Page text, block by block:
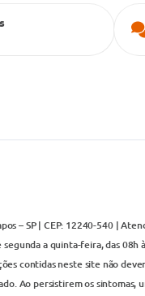
– SP | CEP: 12240-540 |
a quinta-feira, das 08h
contidas neste site não
Ao persistirem os sintomas,